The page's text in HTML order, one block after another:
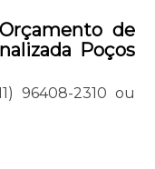
de
Poços
96408-2310 ou